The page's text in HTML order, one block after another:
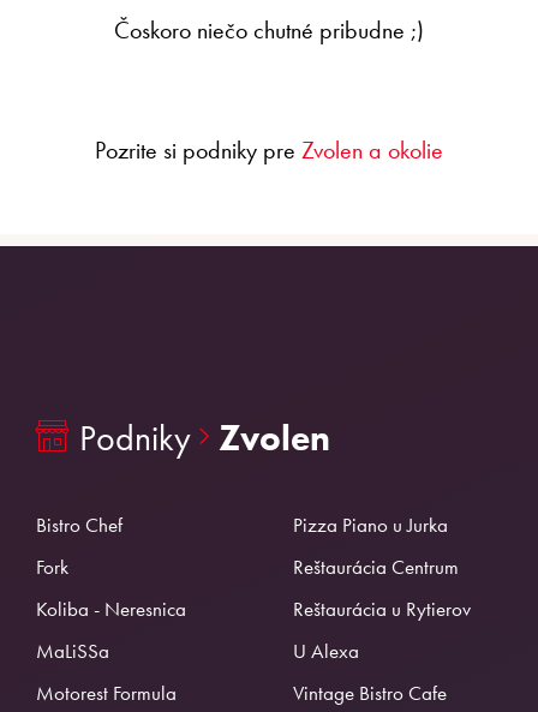
Čoskoro niečo chutné pribudne ;)
Pozrite si podniky pre Zvolen a okolie
Podniky Zvolen
Bistro Chef
Fork
Koliba - Neresnica
MaLiSSa
Motorest Formula
Pizza Piano u Jurka
Reštaurácia Centrum
Reštaurácia u Rytierov
U Alexa
Vintage Bistro Cafe